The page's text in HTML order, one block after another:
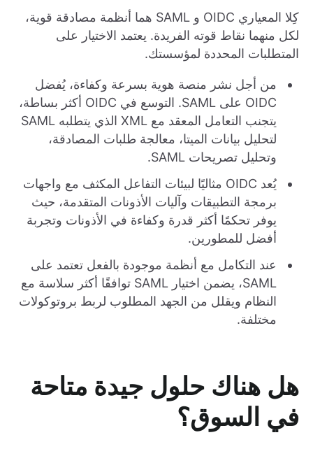
كِلا المعياري OIDC و SAML هما أنظمة مصادقة قوية،
لكل منهما نقاط قوته الفريدة. يعتمد الاختيار على
المتطلبات المحددة لمؤسستك.
من أجل نشر منصة هوية بسرعة وكفاءة، يُفضل
OIDC على SAML. التوسع في OIDC أكثر بساطة،
يتجنب التعامل المعقد مع XML الذي يتطلبه SAML
لتحليل بيانات الميتا، معالجة طلبات المصادقة،
وتحليل تصريحات SAML.
يُعد OIDC مثاليًا لبيئات التفاعل المكثف مع واجهات
برمجة التطبيقات وآليات الأذونات المتقدمة، حيث
يوفر تحكمًا أكثر قدرة وكفاءة في الأذونات وتجربة
أفضل للمطورين.
عند التكامل مع أنظمة موجودة بالفعل تعتمد على
SAML، يضمن اختيار SAML توافقًا أكثر سلاسة مع
النظام ويقلل من الجهد المطلوب لربط بروتوكولات
مختلفة.
هل هناك حلول جيدة متاحة
في السوق؟